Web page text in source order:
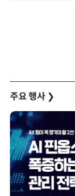
주요 행사 ❯